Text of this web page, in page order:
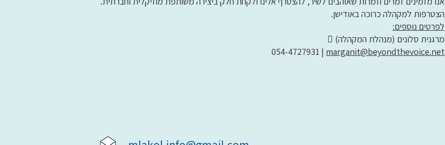
הצטרפות למקהלה כרוכה באודישן.
לפרטים נוספים:
 מרגנית סלונים (מנהלת המקהלה)
054-4727931 | marganit@beyondthevoice.net